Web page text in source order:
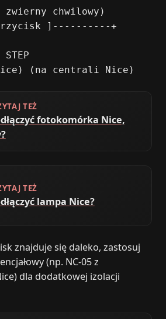
zwierny chwilowy)
]----------+
STEP
(na centrali Nice)
TEŻ
fotokomórka Nice,
TEŻ
lampa Nice?
znajduje się daleko, zastosuj
(np. NC-05 z
dla dodatkowej izolacji